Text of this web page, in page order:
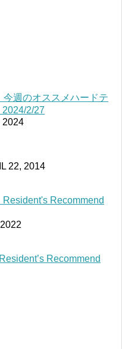
週のオススメハードテ
2024/2/27
2024
22, 2014
Recommend
Recommend